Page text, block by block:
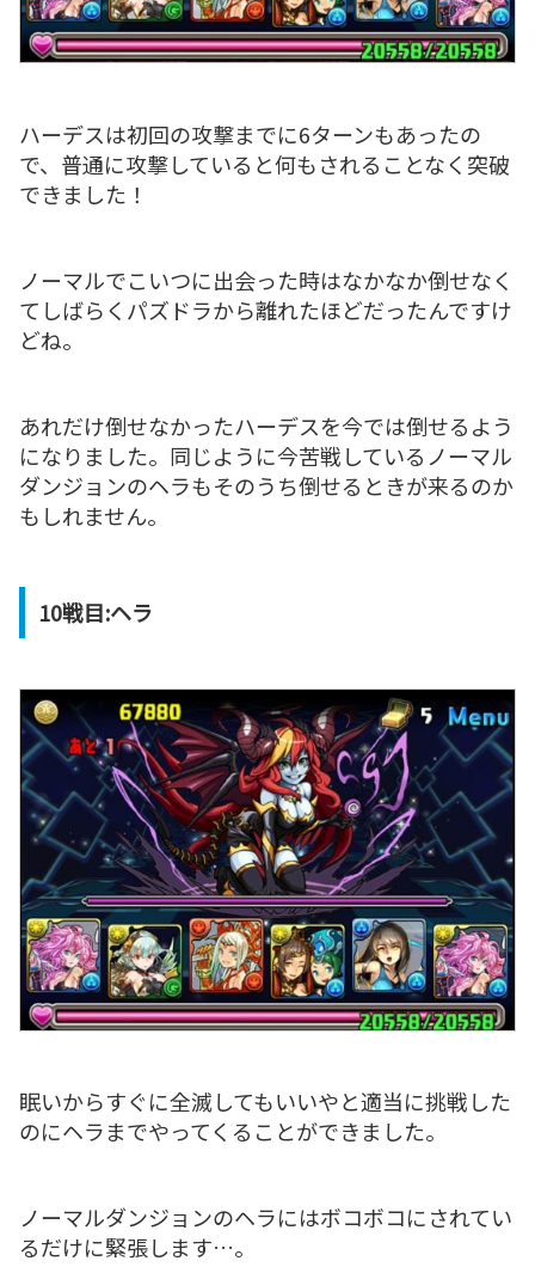
ハーデスは初回の攻撃までに6ターンもあったの
で、普通に攻撃していると何もされることなく突破
できました！
ノーマルでこいつに出会った時はなかなか倒せなく
てしばらくパズドラから離れたほどだったんですけ
どね。
あれだけ倒せなかったハーデスを今では倒せるよう
になりました。同じように今苦戦しているノーマル
ダンジョンのヘラもそのうち倒せるときが来るのか
もしれません。
10戦目:ヘラ
眠いからすぐに全滅してもいいやと適当に挑戦した
のにヘラまでやってくることができました。
ノーマルダンジョンのヘラにはボコボコにされてい
るだけに緊張します…。